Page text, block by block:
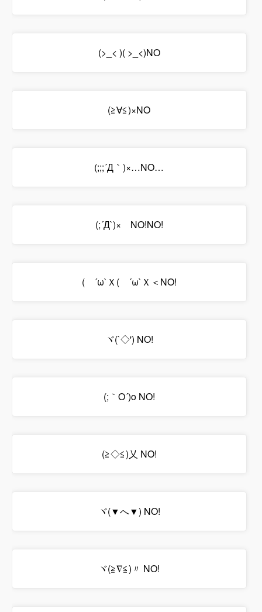
(>_< )( >_<)NO
(≧∀≦)×NO
(;;;´Д｀)×…NO…
(;´Д`)× NO!NO!
( ´ω`Ｘ( ´ω`Ｘ＜NO!
ヾ(`◇') NO!
(;｀O´)o NO!
(≧◇≦)乂 NO!
ヾ(▼へ▼) NO!
ヾ(≧∇≦)〃 NO!